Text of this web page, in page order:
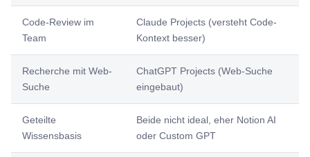
Code-Review im
Team
Claude Projects (versteht Code-
Kontext besser)
Recherche mit Web-
Suche
ChatGPT Projects (Web-Suche
eingebaut)
Geteilte
Wissensbasis
Beide nicht ideal, eher Notion AI
oder Custom GPT